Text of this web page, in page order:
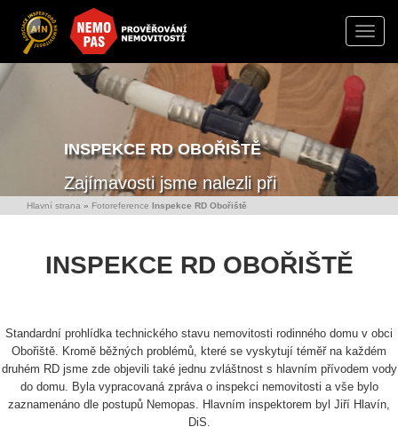
INSPEKCE RD OBOŘIŠTĚ
Zajímavosti jsme nalezli při
technické kontrole stavby RD v
Hlavní strana » Fotoreference Inspekce RD Obořiště
INSPEKCE RD OBOŘIŠTĚ
Standardní prohlídka technického stavu nemovitosti rodinného domu v obci
Obořiště. Kromě běžných problémů, které se vyskytují téměř na každém
druhém RD jsme zde objevili také jednu zvláštnost s hlavním přívodem vody
do domu. Byla vypracovaná zpráva o inspekci nemovitosti a vše bylo
zaznamenáno dle postupů Nemopas. Hlavním inspektorem byl Jiří Hlavín,
DiS.
Toggle